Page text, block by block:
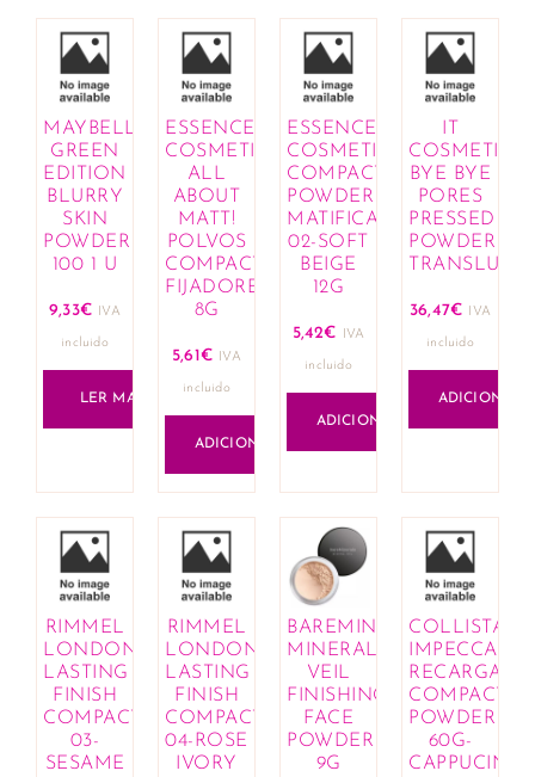
MAYBELLINE
GREEN
EDITION
BLURRY
SKIN
POWDER
100 1 U
9,33€ IVA
incluido
LER MAIS
ESSENCE
COSMETICS
ALL
ABOUT
MATT!
POLVOS
COMPACTOS
FIJADORES
8G
5,61 € IVA
incluido
ADICIONAR
ESSENCE
COSMETICS
COMPACT
POWDER
MATIFICANTES
02-SOFT
BEIGE
12G
5,42€ IVA
incluido
ADICIONAR
COSMETICS
BYE BYE
PORES
PRESSED
POWDER
36,47€ IVA
incluido
ADICIONAR
RIMMEL
LONDON
LASTING
FINISH
COMPACT
03-
SESAME
RIMMEL
LONDON
LASTING
FINISH
COMPACT
04-ROSE
IVORY
BAREMINERALS
MINERAL
VEIL
FINISHING
FACE
POWDER
9G
COLLISTAR
IMPECCABLE
RECARGA
COMPACT
POWDER
60G-
CAPPUCINO